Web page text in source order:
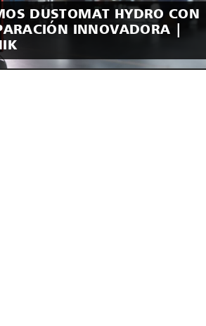
DUSTOMAT HYDRO CON
INNOVADORA |